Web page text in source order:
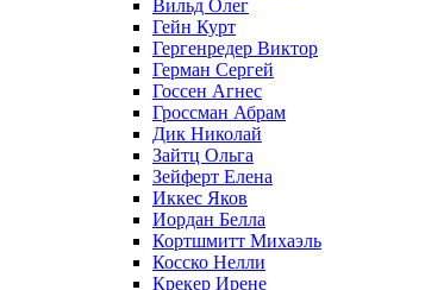
Вильд Олег
Гейн Курт
Гергенредер Виктор
Герман Сергей
Госсен Агнес
Гроссман Абрам
Дик Николай
Зайтц Ольга
Зейферт Елена
Иккес Яков
Иордан Белла
Кортшмитт Михаэль
Косско Нелли
Крекер Ирене